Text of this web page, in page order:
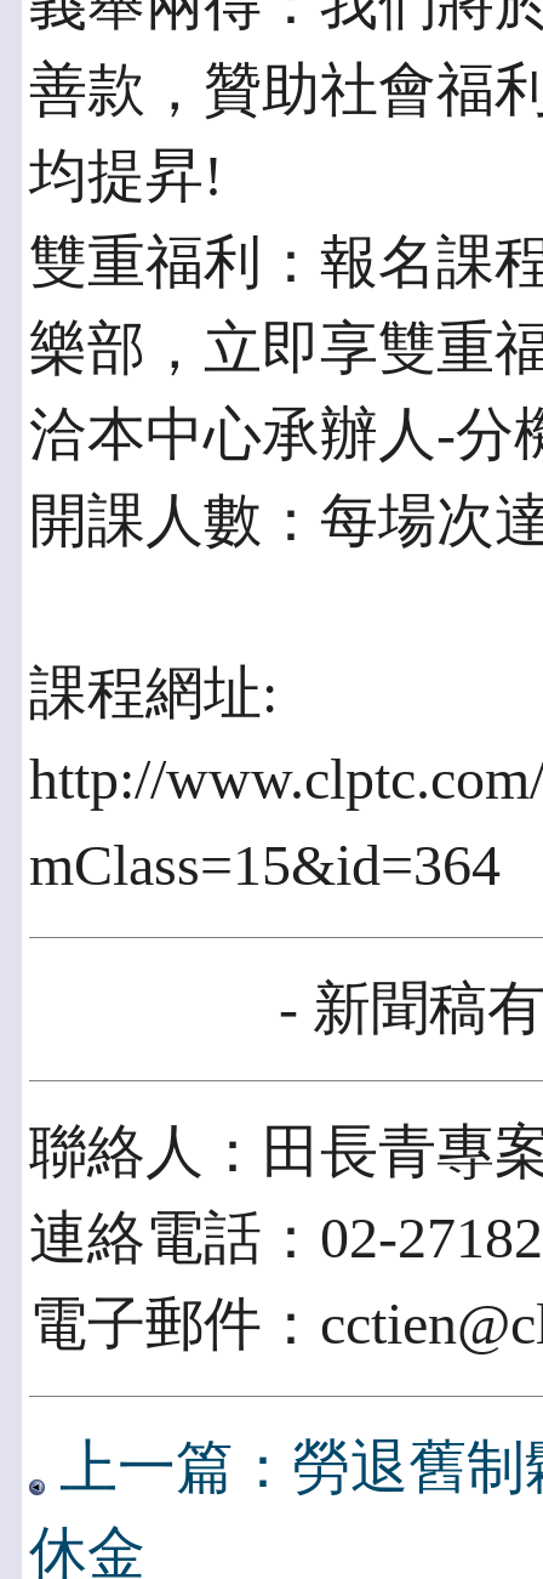
善款，贊助社會福
均提昇!
雙重福利：報名課
樂部，立即享雙重
洽本中心承辦人-分
開課人數：每場次
課程網址:
http://
mClass=15&id=364
- 新聞稿
聯絡人：田長青專
連絡電話：02-
電子郵件：
上一篇：勞退舊
休金